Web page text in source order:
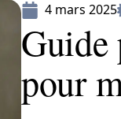
4 mars 2025
Guide
pour